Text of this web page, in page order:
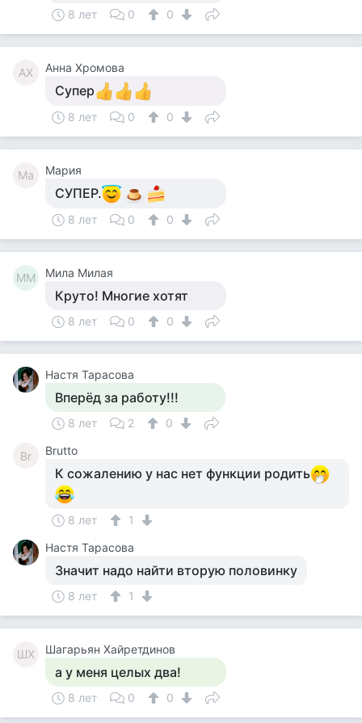
8 лет 0 0
АХ Анна Хромова
Супер
8 лет 0 0
Ма Мария
СУПЕР.
8 лет 0 0
ММ Мила Милая
Круто! Многие хотят
8 лет 0 0
Настя Тарасова
Вперёд за работу!!!
8 лет 2 0
Br Brutto
К сожалению у нас нет функции родить
8 лет
1
Настя Тарасова
Значит надо найти вторую половинку
8 лет 1
ШХ Шагарьян Хайретдинов
а у меня целых два!
8 лет 0 0